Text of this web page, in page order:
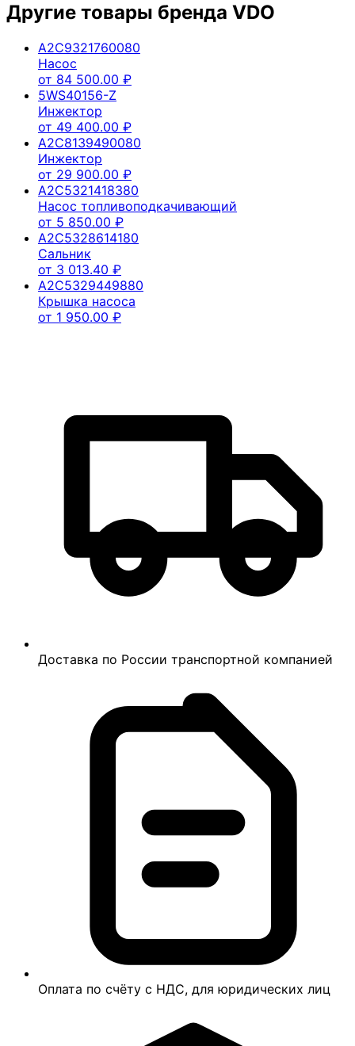
Другие товары бренда VDO
A2C9321760080
Насос
от 84 500.00 ₽
5WS40156-Z
Инжектор
от 49 400.00 ₽
A2C8139490080
Инжектор
от 29 900.00 ₽
A2C5321418380
Насос топливоподкачивающий
от 5 850.00 ₽
A2C5328614180
Сальник
от 3 013.40 ₽
A2C5329449880
Крышка насоса
от 1 950.00 ₽
Доставка по России транспортной компанией
Оплата по счёту с НДС, для юридических лиц